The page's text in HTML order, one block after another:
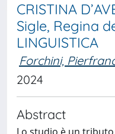
CRISTINA
Sigle, Regina
LINGUISTICA
Forchini,
2024
Abstract